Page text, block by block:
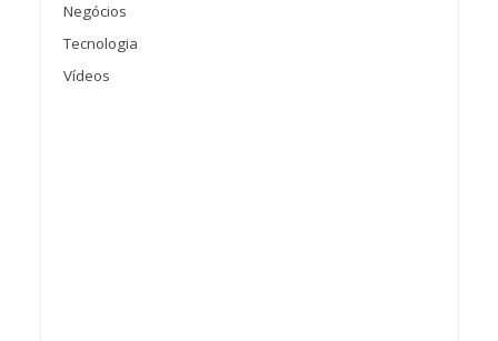
Negócios
Tecnologia
Vídeos